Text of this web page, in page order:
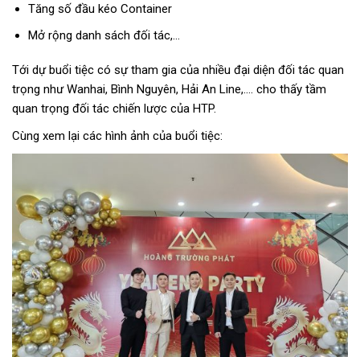
Tăng số đầu kéo Container
Mở rộng danh sách đối tác,…
Tới dự buổi tiệc có sự tham gia của nhiều đại diện đối tác quan
trọng như Wanhai, Bình Nguyên, Hải An Line,…. cho thấy tầm
quan trọng đối tác chiến lược của HTP.
Cùng xem lại các hình ảnh của buổi tiệc: